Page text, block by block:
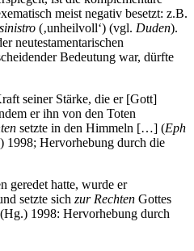
meist negativ besetzt: z.B.
sinistro (‚unheilvoll‘) (vgl. Duden).
neutestamentarischen
Bedeutung war, dürfte
seiner Stärke, die er [Gott]
er ihn von den Toten
setzte in den Himmeln […] (Eph
1998; Hervorhebung durch die
geredet hatte, wurde er
setzte sich zur Rechten Gottes
1998: Hervorhebung durch